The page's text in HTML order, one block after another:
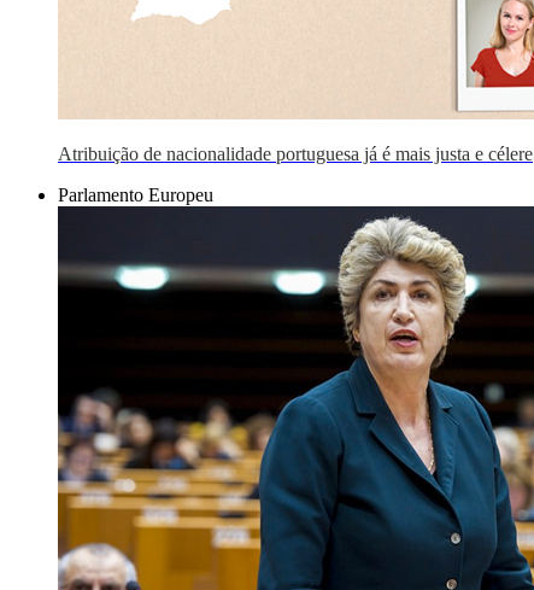
Atribuição de nacionalidade portuguesa já é mais justa e célere
Parlamento Europeu